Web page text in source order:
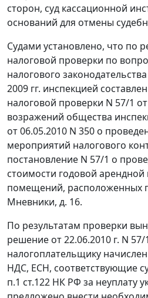
сторон, суд кассационной
оснований для отмены
Судами установлено, что по
налоговой проверки по
налогового
2009 гг. инспекцией
налоговой проверки N 57/1
возражений общества
от 06.05.2010 N 350 о
мероприятий налогового
постановление N 57/1 о
стоимости годовой
помещений, расположенных
Мневники, д. 16.
По результатам проверки
решение от 22.06.2010 г. N
налогоплательщику
НДС, ЕСН, соответствующие
п.1 ст.122 НК РФ за неуплату